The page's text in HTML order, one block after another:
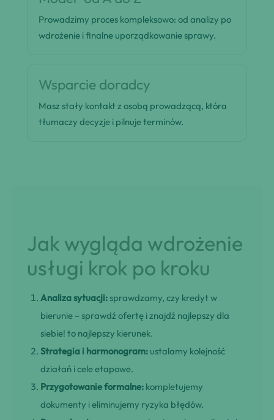
Prowadzimy proces kompleksowo: od analizy po
wdrożenie i finalne uporządkowanie sprawy.
Wsparcie doradcy
Masz stały kontakt z osobą prowadzącą, która
tłumaczy decyzje i pilnuje terminów.
Jak wygląda wdrożenie
usługi krok po kroku
Analiza sytuacji: sprawdzamy, czy kredyt w
bierunie – sprawdź ofertę i znajdź najlepszy dla
siebie! to najlepszy kierunek.
Strategia i harmonogram: ustalamy kolejność
działań i cele etapowe.
Przygotowanie formalne: kompletujemy
dokumenty i eliminujemy ryzyka błędów.